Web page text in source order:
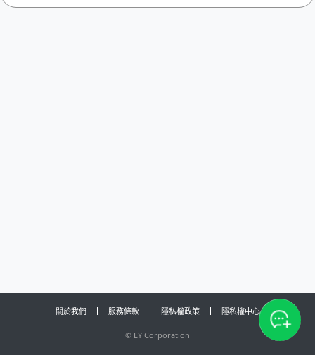
關於我們 服務條款 隱私權政策 隱私權中心
© LY Corporation